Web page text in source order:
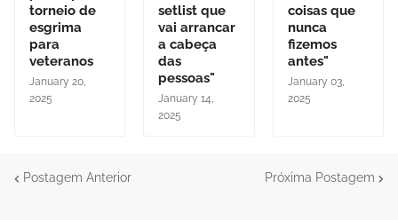
torneio de
esgrima
para
veteranos
January 20,
2025
setlist que
vai arrancar
a cabeça
das
pessoas"
January 14,
2025
coisas que
nunca
fizemos
antes"
January 03,
2025
Postagem Anterior Próxima Postagem